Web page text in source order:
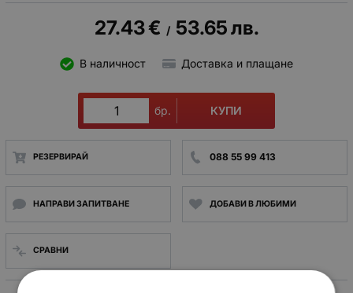
27.43€ / 53.65лв.
В наличност Доставка и плащане
бр. КУПИ
РЕЗЕРВИРАЙ 088 55 99 413
НАПРАВИ ЗАПИТВАНЕ ДОБАВИ В ЛЮБИМИ
СРАВНИ